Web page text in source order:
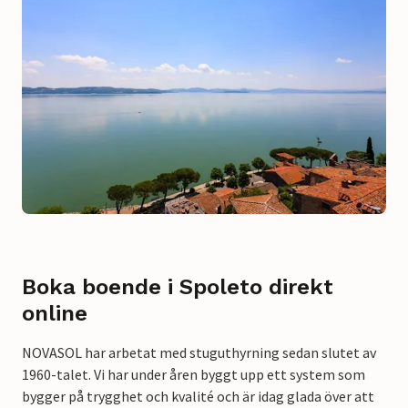
Boka boende i Spoleto direkt
online
NOVASOL har arbetat med stuguthyrning sedan slutet av
1960-talet. Vi har under åren byggt upp ett system som
bygger på trygghet och kvalité och är idag glada över att